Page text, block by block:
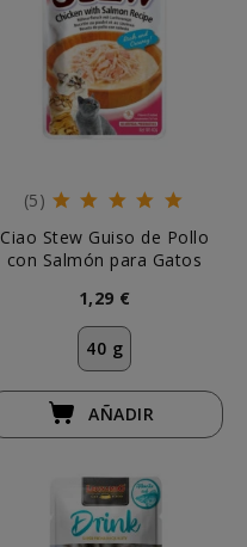
(5)
Ciao Stew Guiso de Pollo
con Salmón para Gatos
1,29 €
40 g
AÑADIR